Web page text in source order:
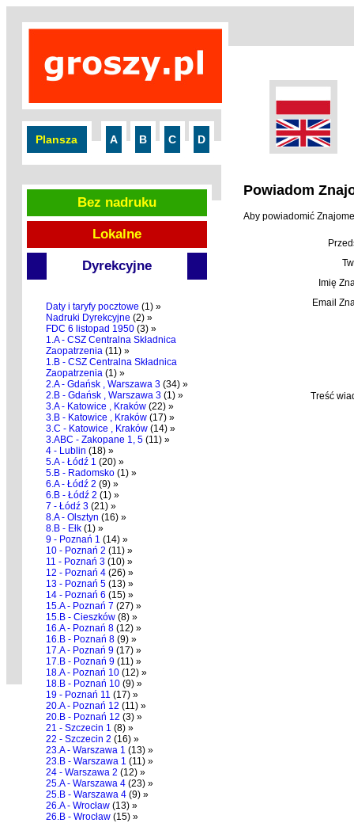
Plansza A B C D
Bez nadruku
Lokalne
Dyrekcyjne
Daty i taryfy pocztowe (1) »
Nadruki Dyrekcyjne (2) »
FDC 6 listopad 1950 (3) »
1.A - CSZ Centralna Składnica
Zaopatrzenia (11) »
1.B - CSZ Centralna Składnica
Zaopatrzenia (1) »
2.A - Gdańsk , Warszawa 3 (34) »
2.B - Gdańsk , Warszawa 3 (1) »
3.A - Katowice , Kraków (22) »
3.B - Katowice , Kraków (17) »
3.C - Katowice , Kraków (14) »
3.ABC - Zakopane 1, 5 (11) »
4 - Lublin (18) »
5.A - Łódź 1 (20) »
5.B - Radomsko (1) »
6.A - Łódź 2 (9) »
6.B - Łódź 2 (1) »
7 - Łódź 3 (21) »
8.A - Olsztyn (16) »
8.B - Ełk (1) »
9 - Poznań 1 (14) »
10 - Poznań 2 (11) »
11 - Poznań 3 (10) »
12 - Poznań 4 (26) »
13 - Poznań 5 (13) »
14 - Poznań 6 (15) »
15.A - Poznań 7 (27) »
15.B - Cieszków (8) »
16.A - Poznań 8 (12) »
16.B - Poznań 8 (9) »
17.A - Poznań 9 (17) »
17.B - Poznań 9 (11) »
18.A - Poznań 10 (12) »
18.B - Poznań 10 (9) »
19 - Poznań 11 (17) »
20.A - Poznań 12 (11) »
20.B - Poznań 12 (3) »
21 - Szczecin 1 (8) »
22 - Szczecin 2 (16) »
23.A - Warszawa 1 (13) »
23.B - Warszawa 1 (11) »
24 - Warszawa 2 (12) »
25.A - Warszawa 4 (23) »
25.B - Warszawa 4 (9) »
26.A - Wrocław (13) »
26.B - Wrocław (15) »
Powiadom
Aby powiadomić
Imię
Email
Treść